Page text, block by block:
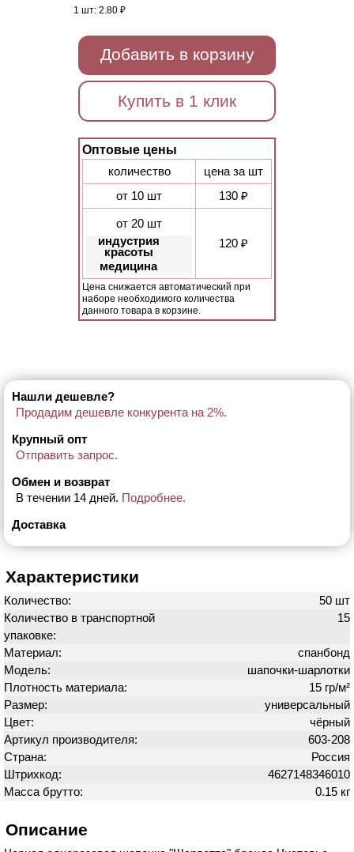
1 шт:2.80 ₽
Добавить в корзину
Купить в 1 клик
Оптовые цены
количество
цена за шт
от 10 шт
130 ₽
от 20 шт
индустрия
красоты
медицина
120 ₽
Цена снижается автоматический при
наборе необходимого количества
данного товара в корзине.
Нашли дешевле?
Продадим дешевле конкурента на 2%.
Крупный опт
Отправить запрос.
Обмен и возврат
В течении 14 дней. Подробнее.
Доставка
Характеристики
Количество:
50 шт
Количество в транспортной
упаковке:
15
Материал:
спанбонд
Модель:
шапочки-шарлотки
Плотность материала:
15 гр/м²
Размер:
универсальный
Цвет:
чёрный
Артикул производителя:
603-208
Страна:
Россия
Штрихкод:
4627148346010
Масса брутто:
0.15 кг
Описание